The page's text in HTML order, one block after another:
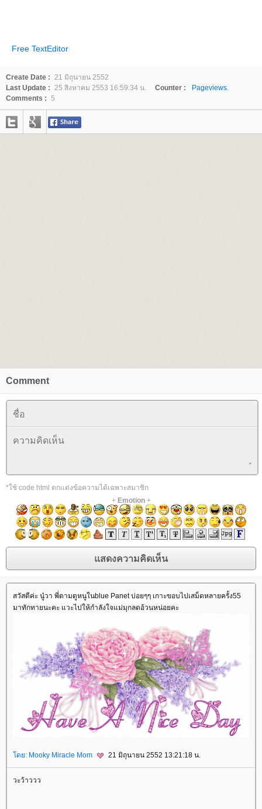
Free TextEditor
Create Date : 21 มิถุนายน 2552
Last Update : 25 สิงหาคม 2553 16:59:34 น. Counter :
Pageviews.
Comments : 5
Comment
*ใช้ code html ตกแต่งข้อความได้เฉพาะสมาชิก
+ Emotion+
สวัสดีค่ะ นู๋วา พี่ตามดูหนูในblue Panet บ่อยๆๆ เกาะขอบไปเสม็ดหลายครั้ง55
มาทักทายนะคะ แวะไปให้กำลังใจแม่มุกลดอ้วนหน่อยคะ
ดย: Mooky Miracle Mom 21 มิถุนายน 2552 13:21:18 น.
วะว้าววว